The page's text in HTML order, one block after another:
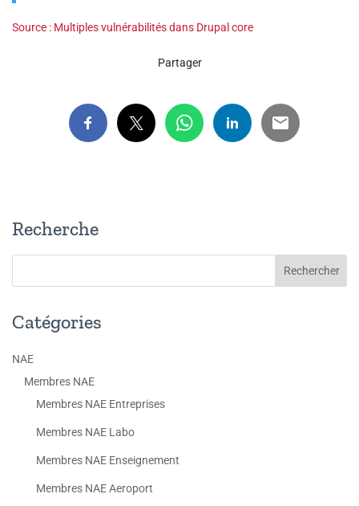
Source : Multiples vulnérabilités dans Drupal core
Partager
Recherche
Catégories
NAE
Membres NAE
Membres NAE Entreprises
Membres NAE Labo
Membres NAE Enseignement
Membres NAE Aeroport